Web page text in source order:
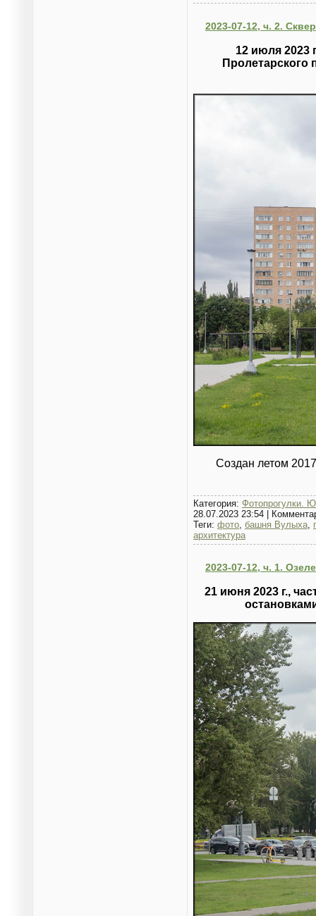
2023-07-12, ч. 2.
12 июля 2023
Пролетарского
Создан летом
Категория: Фотопрогулки.
28.07.2023 23:54
Теги: фото, башня Вулыха,
архитектура
2023-07-12, ч. 1.
21 июня 2023 г.,